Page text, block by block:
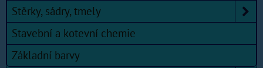
Stěrky, sádry, tmely
Stavební a kotevní chemie
Základní barvy